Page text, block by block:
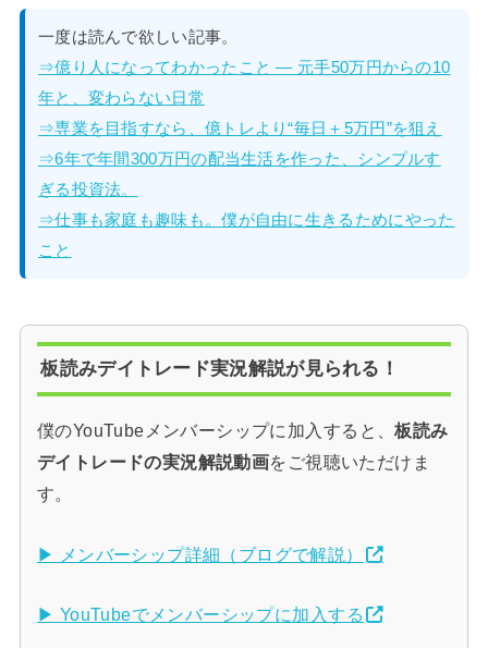
一度は読んで欲しい記事。
⇒億り人になってわかったこと — 元手50万円からの10
年と、変わらない日常
⇒専業を目指すなら、億トレより“毎日＋5万円”を狙え
⇒6年で年間300万円の配当生活を作った、シンプルす
ぎる投資法。
⇒仕事も家庭も趣味も。僕が自由に生きるためにやった
こと
板読みデイトレード実況解説が見られる！
僕のYouTubeメンバーシップに加入すると、板読み
デイトレードの実況解説動画をご視聴いただけま
す。
▶ メンバーシップ詳細（ブログで解説）
▶ YouTubeでメンバーシップに加入する